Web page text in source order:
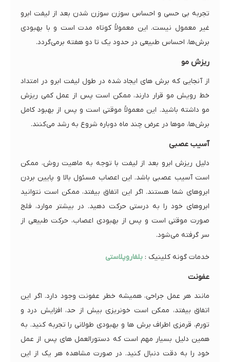
تجربه بی حسی و احساس سوزن سوزن شدن بعد از لیفت ابرو
غیر معمول نیست. این معمولاً کوتاه مدت است و با بهبودی
برش‌ها، احساس طبیعی در حدود یک تا دو هفته برمی‌گردد.
ریزش مو
از آنجایی که برش های ایجاد شده در طول لیفت ابرو در امتداد
خط رویش مو قرار دارند، ممکن است پس از عمل کمی ریزش
مو داشته باشید. این معمولاً موقتی است و پس از بهبود کامل
برش‌ها، موها در عرض چند ماه دوباره شروع به رشد می‌کنند.
آسیب عصبی
دلیل ریزش ابرو بعد از لیفت با توجه به ماهیت روش، ممکن
است آسیب عصبی باشد. این اعصاب مسئول بالا و پایین بردن
ابروهای شما هستند. اگر این اتفاق بیفتد، ممکن است نتوانید
ابروهای خود را به درستی حرکت دهید. در بیشتر موارد، فلج
صورت موقتی است و پس از بهبودی اعصاب، حرکت طبیعی از
سر گرفته می‌شود.
خدمات گونه کلینیک : بلفاروپلاستی
عفونت
مانند هر عمل جراحی، همیشه خطر عفونت وجود دارد. اگر این
اتفاق بیفتد، ممکن است خونریزی بیش از حد، افزایش درد و
تورم، قرمزی اطراف برش ها و بهبودی طولانی را تجربه کنید. به
همین دلیل بسیار مهم است که دستورالعمل های پس از عمل
خود را به دقت دنبال کنید. در صورت مشاهده هر یک از این